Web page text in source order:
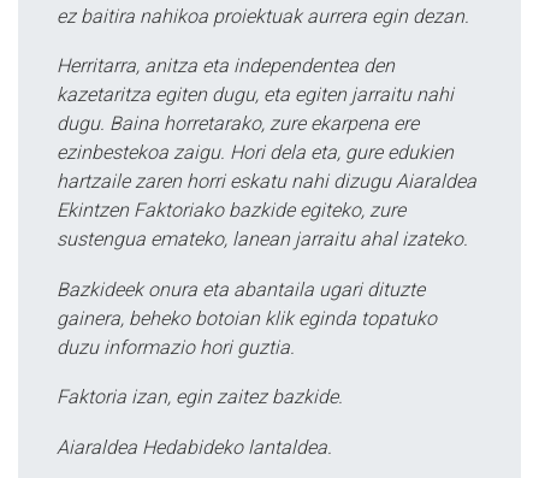
ez baitira nahikoa proiektuak aurrera egin dezan.
Herritarra, anitza eta independentea den
kazetaritza egiten dugu, eta egiten jarraitu nahi
dugu. Baina horretarako, zure ekarpena ere
ezinbestekoa zaigu. Hori dela eta, gure edukien
hartzaile zaren horri eskatu nahi dizugu Aiaraldea
Ekintzen Faktoriako bazkide egiteko, zure
sustengua emateko, lanean jarraitu ahal izateko.
Bazkideek onura eta abantaila ugari dituzte
gainera, beheko botoian klik eginda topatuko
duzu informazio hori guztia.
Faktoria izan, egin zaitez bazkide.
Aiaraldea Hedabideko lantaldea.